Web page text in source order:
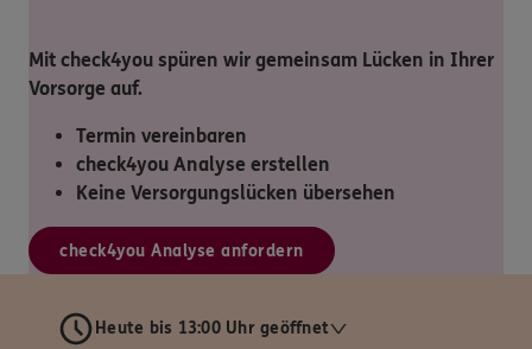
Mit check4you spüren wir gemeinsam Lücken in Ihrer
Vorsorge auf.
Termin vereinbaren
check4you Analyse erstellen
Keine Versorgungslücken übersehen
check4you Analyse anfordern
Heute bis 13:00 Uhr geöffnet